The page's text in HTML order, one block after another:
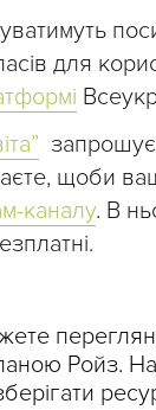
для
запрошує
щоби
каналу. В
Ройз.